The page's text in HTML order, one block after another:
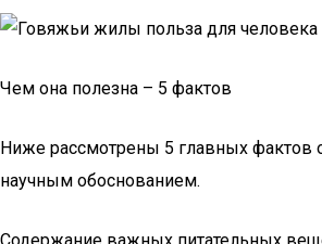
Чем она полезна – 5 фактов
Ниже рассмотрены 5 главных фактов
научным обоснованием.